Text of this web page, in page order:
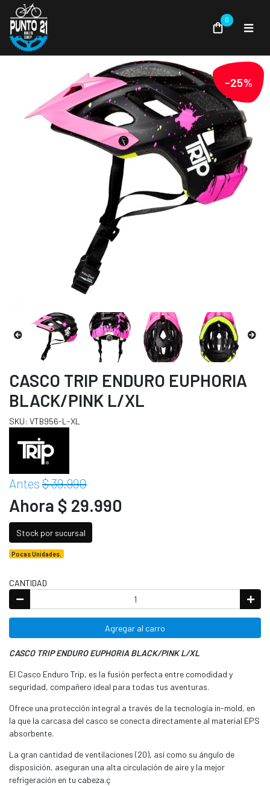
0
-25%
CASCO TRIP ENDURO EUPHORIA
BLACK/PINK L/XL
SKU: VTB956-L-XL
Antes $ 39.990
Ahora $ 29.990
Stock por sucursal
Pocas Unidades.
CANTIDAD
Agregar al carro
CASCO TRIP ENDURO EUPHORIA BLACK/PINK L/XL
El Casco Enduro Trip, es la fusión perfecta entre comodidad y
seguridad, compañero ideal para todas tus aventuras.
Ofrece una protección integral a través de la tecnología in-mold, en
la que la carcasa del casco se conecta directamente al material EPS
absorbente.
La gran cantidad de ventilaciones (20), así como su ángulo de
disposición, aseguran una alta circulación de aire y la mejor
refrigeración en tu cabeza.ç